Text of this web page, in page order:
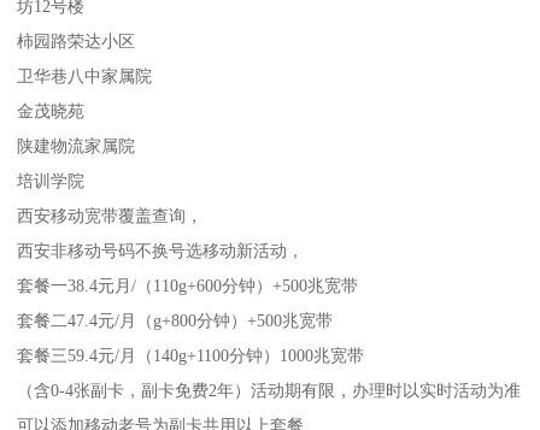
坊12号楼
柿园路荣达小区
卫华巷八中家属院
金茂晓苑
陕建物流家属院
培训学院
西安移动宽带覆盖查询，
西安非移动号码不换号选移动新活动，
套餐一38.4元月/（110g+600分钟）+500兆宽带
套餐二47.4元/月（g+800分钟）+500兆宽带
套餐三59.4元/月（140g+1100分钟）1000兆宽带
（含0-4张副卡，副卡免费2年）活动期有限，办理时以实时活动为准
可以添加移动老号为副卡共用以上套餐